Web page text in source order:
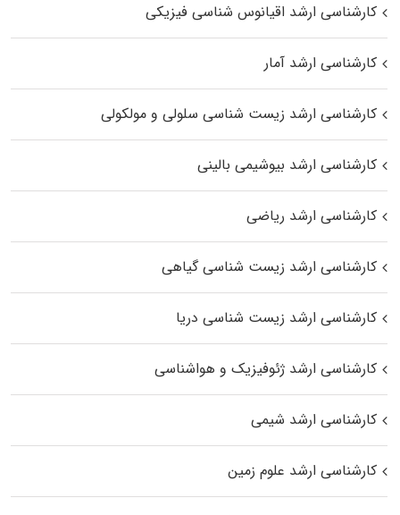
کارشناسی ارشد اقیانوس‌ شناسی فیزیکی
کارشناسی ارشد آمار
کارشناسی ارشد زیست شناسی سلولی و مولکولی
کارشناسی ارشد بیوشیمی بالینی
کارشناسی ارشد ریاضی
کارشناسی ارشد زیست‌ شناسی گیاهی
کارشناسی ارشد زیست‌ شناسی دریا
کارشناسی ارشد ژئوفیزیک و هواشناسی
کارشناسی ارشد شیمی
کارشناسی ارشد علوم زمین